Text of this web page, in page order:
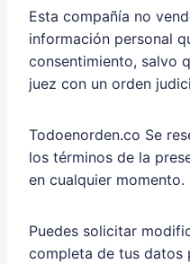
Esta compañía no
información personal
consentimiento, salvo
juez con un orden
Todoenorden.co Se
los términos de la
en cualquier momento.
Puedes solicitar
completa de tus datos